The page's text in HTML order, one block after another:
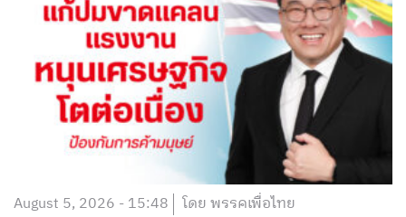
August 5, 2026 - 15:48 โดย พรรคเพื่อไทย